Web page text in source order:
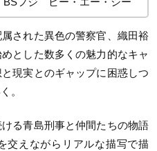
された異色の警察官、織田裕
とした数多くの魅力的なキャ
現実とのギャップに困惑しつ
。
る青島刑事と仲間たちの物語
交えながらリアルな描写で描